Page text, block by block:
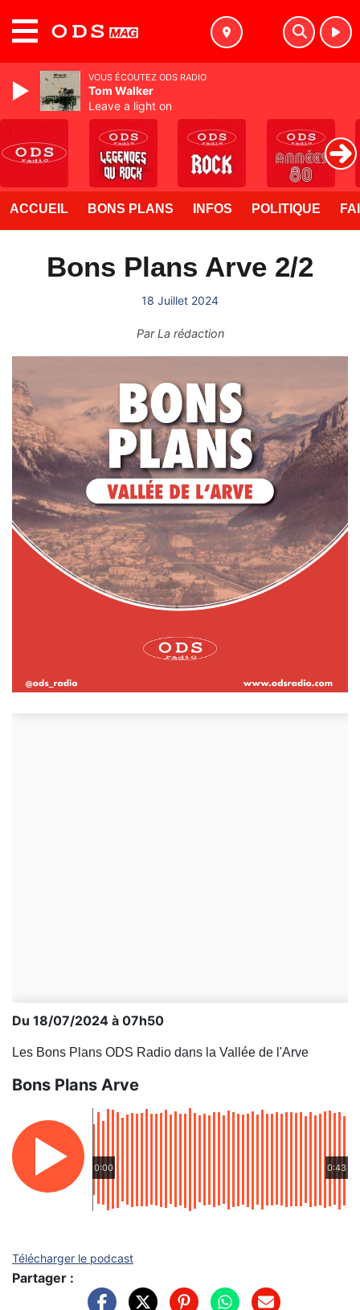
ACCUEIL BONS PLANS INFOS POLITIQUE
Bons Plans Arve 2/2
18 Juillet 2024
ParLa rédaction
Du 18/07/2024 à 07h50
Les Bons Plans ODS Radio dans la Vallée de l'Arve
Bons Plans Arve
0:00 0:43
Télécharger le podcast
Partager :
VOUS ÉCOUTEZ ODS RADIO
Tom Walker
Leave a light on